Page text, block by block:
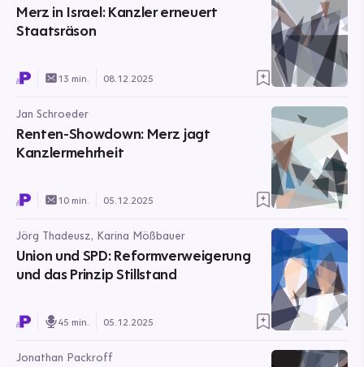
Merz in Israel: Kanzler erneuert
Staatsräson
13 min. 08.12.2025
Jan Schroeder
Renten-Showdown: Merz jagt
Kanzlermehrheit
10 min. 05.12.2025
Jörg Thadeusz, Karina Mößbauer
Union und SPD: Reformverweigerung
und das Prinzip Stillstand
45 min. 05.12.2025
Jonathan Packroff